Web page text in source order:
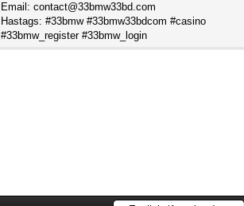
Email:contact@33bmw33bd.com
Hastags: #33bmw #33bmw33bdcom #casino
#33bmw_register #33bmw_login